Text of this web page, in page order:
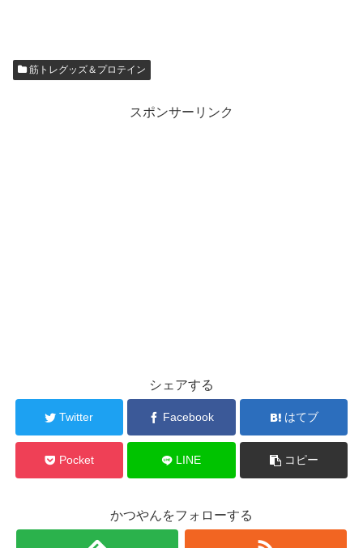
筋トレグッズ＆プロテイン
スポンサーリンク
シェアする
Twitter Facebook はてブ
Pocket LINE コピー
かつやんをフォローする